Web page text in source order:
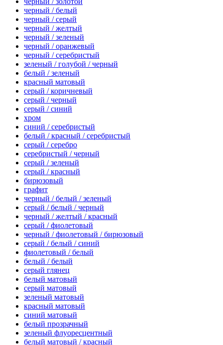
черный / белый
черный / серый
черный / желтый
черный / зеленый
черный / оранжевый
черный / серебристый
зеленый / голубой / черный
белый / зеленый
красный матовый
серый / коричневый
серый / черный
серый / синий
хром
синий / серебристый
белый / красный / серебристый
серый / серебро
серебристый / черный
серый / зеленый
серый / красный
бирюзовый
графит
черный / белый / зеленый
серый / белый / черный
черный / желтый / красный
серый / фиолетовый
черный / фиолетовый / бирюзовый
серый / белый / синий
фиолетовый / белый
белый / белый
серый глянец
белый матовый
серый матовый
зеленый матовый
красный матовый
синий матовый
белый прозрачный
зеленый флуоресцентный
белый матовый / красный